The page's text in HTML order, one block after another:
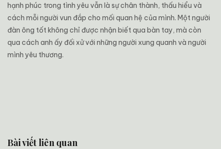
hạnh phúc trong tình yêu vẫn là sự chân thành, thấu hiểu và
cách mỗi người vun đắp cho mối quan hệ của mình. Một người
đàn ông tốt không chỉ được nhận biết qua bàn tay, mà còn
qua cách anh ấy đối xử với những người xung quanh và người
mình yêu thương.
Bài viết liên quan